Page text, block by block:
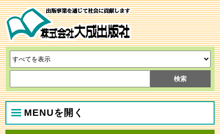
MENUを開く